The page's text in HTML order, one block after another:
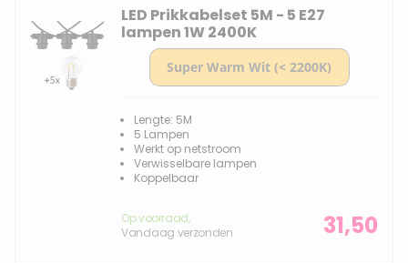
LED Prikkabelset 5M - 5 E27
lampen 1W 2400K
Lengte: 5M
5 Lampen
Werkt op netstroom
Verwisselbare lampen
Koppelbaar
Op voorraad,
Vandaag verzonden
31,50